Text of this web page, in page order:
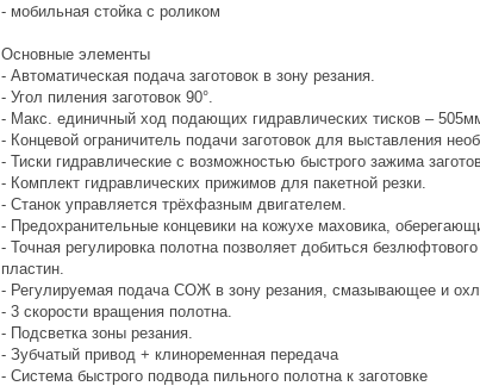
- мобильная стойка с роликом
Основные элементы
- Автоматическая подача заготовок в зону резания.
- Угол пиления заготовок 90°.
- Макс. единичный ход подающих гидравлических тисков –
- Концевой ограничитель подачи заготовок для выставления
- Тиски гидравлические с возможностью быстрого зажима
- Комплект гидравлических прижимов для пакетной резки.
- Станок управляется трёхфазным двигателем.
- Предохранительные концевики на кожухе маховика,
- Точная регулировка полотна позволяет добиться
пластин.
- Регулируемая подача СОЖ в зону резания, смазывающее и
- 3 скорости вращения полотна.
- Подсветка зоны резания.
- Зубчатый привод + клиноременная передача
- Система быстрого подвода пильного полотна к заготовке